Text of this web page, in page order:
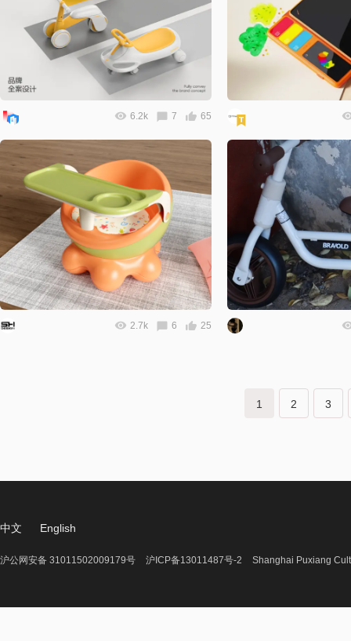
6.2k 7 65
2.7k 6 25
1 2 3
中文 English
沪公网安备 31011502009179号 沪ICP备13011487号-2 Shanghai Puxiang